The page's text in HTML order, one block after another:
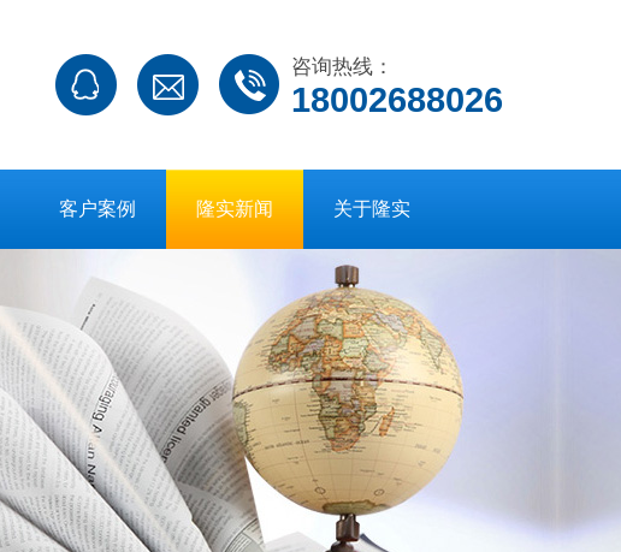
咨询热线：
18002688026
客户案例 隆实新闻 关于隆实